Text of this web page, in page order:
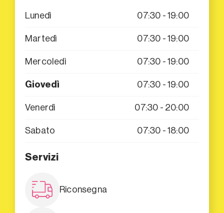
Lunedì 07:30 - 19:00
Martedì 07:30 - 19:00
Mercoledì 07:30 - 19:00
Giovedì 07:30 - 19:00
Venerdì 07:30 - 20:00
Sabato 07:30 - 18:00
Servizi
Riconsegna